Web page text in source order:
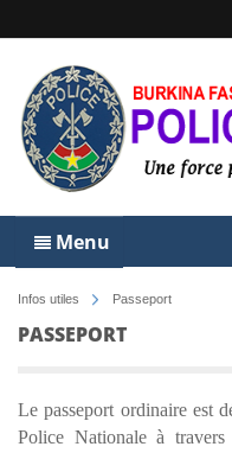
Menu
Infos utiles Passeport
PASSEPORT
Lepasseport ordinaire est
Police Nationale à